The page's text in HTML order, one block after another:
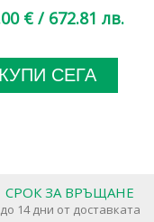
€ / 672.81 лв.
КУПИ СЕГА
СРОК ЗА ВРЪЩАНЕ
до 14 дни от доставката